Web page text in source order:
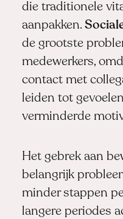
die traditionele
aanpakken.
de grootste
medewerkers,
contact met
leiden tot
verminderde
Het gebrek aan
belangrijk
minder stappen
langere periodes